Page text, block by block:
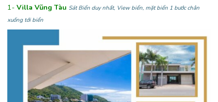
1- Villa Vũng Tàu Sát Biển duy nhất, View biển, mặt biển 1 bước chân
xuống tới biển